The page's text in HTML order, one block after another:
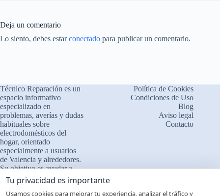
Deja un comentario
Lo siento, debes estarconectado para publicar un comentario.
Técnico Reparación es un
espacio informativo
especializado en
problemas, averías y dudas
habituales sobre
electrodomésticos del
hogar, orientado
especialmente a usuarios
de Valencia y alrededores.
Su objetivo es ayudar a
comprender el
funcionamiento de los
Política de Cookies
Condiciones de Uso
Blog
Aviso legal
Contacto
Tu privacidad es importante
Usamos cookies para mejorar tu experiencia, analizar el tráfico y
Cuéntanos qué le ocurre
❓ Interpretamos errores y